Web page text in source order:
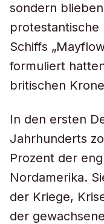
sondern
protestantische
Schiffs
formuliert
britischen
In den ersten
Jahrhunderts
Prozent der
Nordamerika.
der Kriege,
der